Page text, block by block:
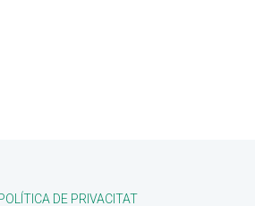
DE PRIVACITAT